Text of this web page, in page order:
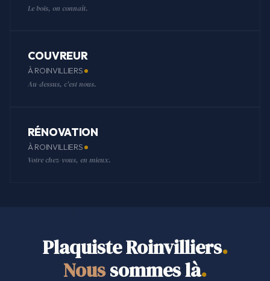
Le bois, on connaît.
COUVREUR
À ROINVILLIERS
Au-dessus, c'est nous.
RÉNOVATION
À ROINVILLIERS
Votre chez-vous, en mieux.
Plaquiste Roinvilliers.
Noussommes là.